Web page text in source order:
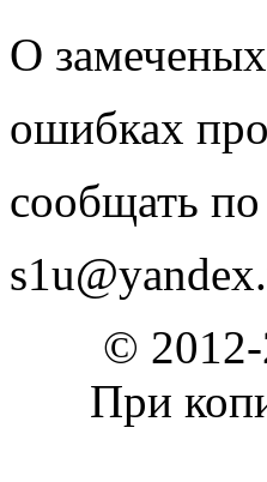
О замеченых
ошибках
сообщать по
©
При